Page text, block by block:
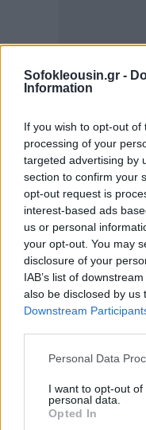
Sofokleousin.gr -
Information
If you wish to opt-out
processing of your
targeted advertising by
section to confirm your
opt-out request is
interest-based ads
us or personal
your opt-out. You may
disclosure of your
IAB’s list of
also be disclosed by us
Downstream
Personal Data
I want to opt-out
personal data.
Opted In
Επίσης, η Λιβύη
απόφαση της 17ης
ΑΟΖ στο Ιόνιο
υποστηρίζοντας ότι
«δεν είναι ίσο
υφαλοκρηπίδα».